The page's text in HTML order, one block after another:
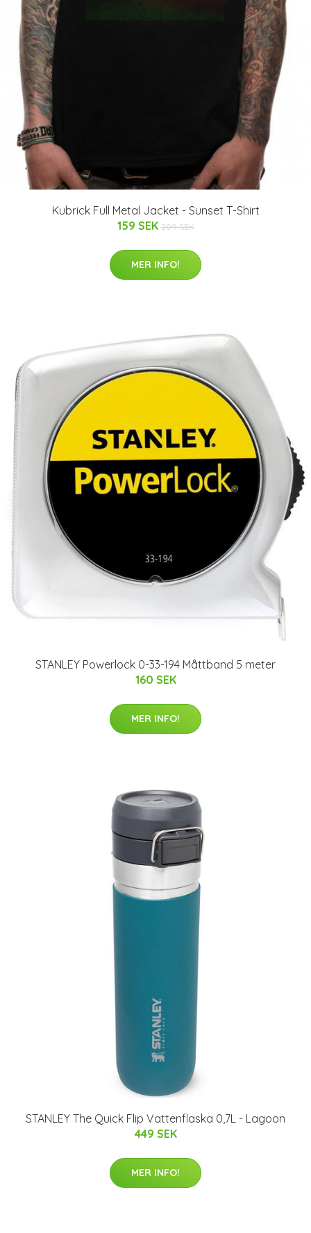
Kubrick Full Metal Jacket - Sunset T-Shirt
159 SEK 209 SEK
MER INFO!
STANLEY Powerlock 0-33-194 Måttband 5 meter
160 SEK
MER INFO!
STANLEY The Quick Flip Vattenflaska 0,7L - Lagoon
449 SEK
MER INFO!